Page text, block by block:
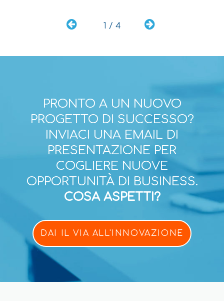
1 / 4
PRONTO A UN NUOVO
PROGETTO DI SUCCESSO?
INVIACI UNA EMAIL DI
PRESENTAZIONE PER
COGLIERE NUOVE
OPPORTUNITÀ DI BUSINESS.
COSA ASPETTI?
DAI IL VIA ALL'INNOVAZIONE